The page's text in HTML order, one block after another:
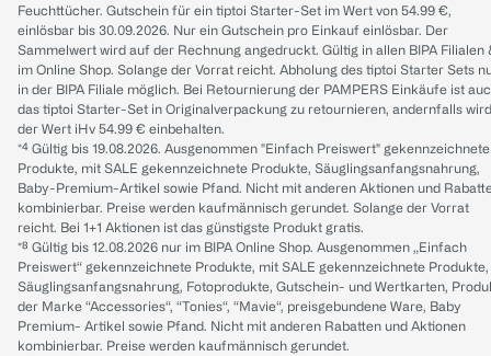
Feuchttücher. Gutschein für ein tiptoi Starter-Set im Wert von 54.99 €,
einlösbar bis 30.09.2026. Nur ein Gutschein pro Einkauf einlösbar. Der
Sammelwert wird auf der Rechnung angedruckt. Gültig in allen BIPA Filialen
im Online Shop. Solange der Vorrat reicht. Abholung des tiptoi Starter Sets
in der BIPA Filiale möglich. Bei Retournierung der PAMPERS Einkäufe ist
das tiptoi Starter-Set in Originalverpackung zu retournieren, andernfalls wird
der Wert iHv 54.99 € einbehalten.
*⁴ Gültig bis 19.08.2026. Ausgenommen "Einfach Preiswert" gekennzeichnete
Produkte, mit SALE gekennzeichnete Produkte, Säuglingsanfangsnahrung,
Baby-Premium-Artikel sowie Pfand. Nicht mit anderen Aktionen und
kombinierbar. Preise werden kaufmännisch gerundet. Solange der Vorrat
reicht. Bei 1+1 Aktionen ist das günstigste Produkt gratis.
*⁸ Gültig bis 12.08.2026 nur im BIPA Online Shop. Ausgenommen „Einfach
Preiswert“ gekennzeichnete Produkte, mit SALE gekennzeichnete Produkte,
Säuglingsanfangsnahrung, Fotoprodukte, Gutschein- und Wertkarten,
der Marke “Accessories“, “Tonies“, “Mavie“, preisgebundene Ware, Baby
Premium- Artikel sowie Pfand. Nicht mit anderen Rabatten und Aktionen
kombinierbar. Preise werden kaufmännisch gerundet.